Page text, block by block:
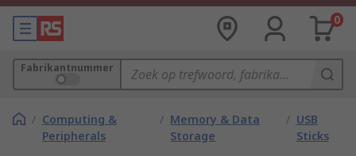
0
Fabrikantnummer
/ Computing &
Peripherals
/ Memory & Data
Storage
/ USB
Sticks